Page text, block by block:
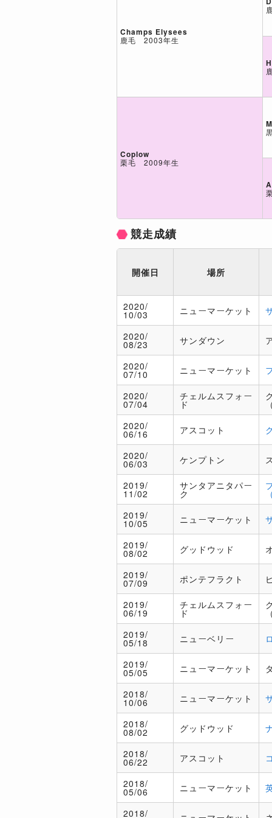
Champs Elysees
鹿毛 2003年生
Coplow
栗毛 2009年生
競走成績
開催日 場所
2020/
10/03 ニューマーケット
2020/
08/23 サンダウン
2020/
07/10 ニューマーケット
2020/
07/04
チェルムスフォー
ド
2020/
06/16 アスコット
2020/
06/03 ケンプトン
2019/
11/02
サンタアニタパー
ク
2019/
10/05 ニューマーケット
2019/
08/02 グッドウッド
2019/
07/09 ポンテフラクト
2019/
06/19
チェルムスフォー
ド
2019/
05/18 ニューベリー
2019/
05/05 ニューマーケット
2018/
10/06 ニューマーケット
2018/
08/02 グッドウッド
2018/
06/22 アスコット
2018/
05/06 ニューマーケット
2018/